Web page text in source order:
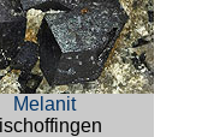
Melanit